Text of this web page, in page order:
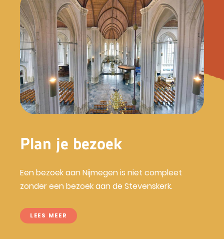
Plan je bezoek
Een bezoek aan Nijmegen is niet compleet
zonder een bezoek aan de Stevenskerk.
LEES MEER